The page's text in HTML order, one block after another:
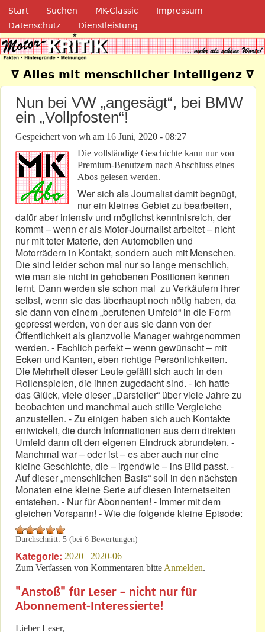
Direkt zum Inhalt
Navigation
Start Suchen MK-Classic
Impressum
Datenschutz
Dienstleistung
Motor-Kritik.de
∇ Alles mit menschlicher Intelligenz ∇
Nun bei VW „angesägt“, bei BMW
ein „Vollpfosten“!
Gespeichert von wh am 16 Juni, 2020 - 08:27
Die vollständige Geschichte kann nur von
Premium-Benutzern nach Abschluss eines
Abos gelesen werden.
Wer sich als Journalist damit begnügt,
nur ein kleines Gebiet zu bearbeiten,
dafür aber intensiv und möglichst kenntnisreich, der
kommt – wenn er als Motor-Journalist arbeitet – nicht
nur mit toter Materie, den Automobilen und
Motorrädern in Kontakt, sondern auch mit Menschen.
Die sind leider schon mal nur so lange menschlich,
wie man sie nicht in gehobenen Positionen kennen
lernt. Dann werden sie schon mal zu Verkäufern ihrer
selbst, wenn sie das überhaupt noch nötig haben, da
sie dann von einem „berufenen Umfeld“ in die Form
gepresst werden, von der aus sie dann von der
Öffentlichkeit als glanzvolle Manager wahrgenommen
werden. - Fachlich perfekt – wenn gewünscht – mit
Ecken und Kanten, eben richtige Persönlichkeiten.
Die Mehrheit dieser Leute gefällt sich auch in den
Rollenspielen, die ihnen zugedacht sind. - Ich hatte
das Glück, viele dieser „Darsteller“ über viele Jahre zu
beobachten und manchmal auch stille Vergleiche
anzustellen. - Zu einigen haben sich auch Kontakte
entwickelt, die durch Informationen aus dem direkten
Umfeld dann oft den eigenen Eindruck abrundeten. -
Manchmal war – oder ist – es aber auch nur eine
kleine Geschichte, die – irgendwie – ins Bild passt. -
Auf dieser „menschlichen Basis“ soll in den nächsten
Monaten eine kleine Serie auf diesen Internetseiten
entstehen. - Nur für Abonnenten! - Immer mit dem
gleichen Vorspann! - Wie die folgende kleine Episode:
Durchschnitt: 5 (bei 6 Bewertungen)
Kategorie: 2020
2020-06
Zum Verfassen von Kommentaren bitte Anmelden.
"Anstoß" für Leser – nicht nur für
Abonnement-Interessierte!
Lieber Leser,